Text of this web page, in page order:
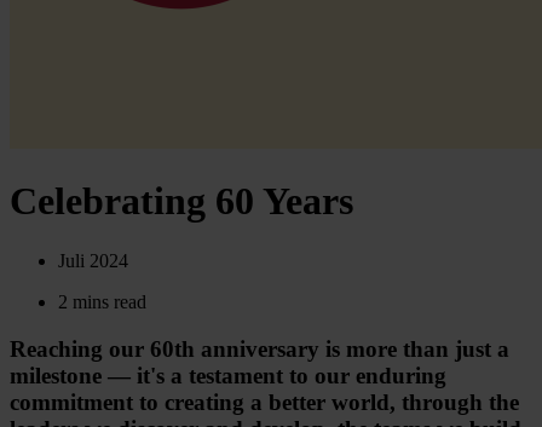
Celebrating 60 Years
Juli 2024
2 mins read
Reaching our 60th anniversary is more than just a
milestone — it's a testament to our enduring
commitment to creating a better world, through the